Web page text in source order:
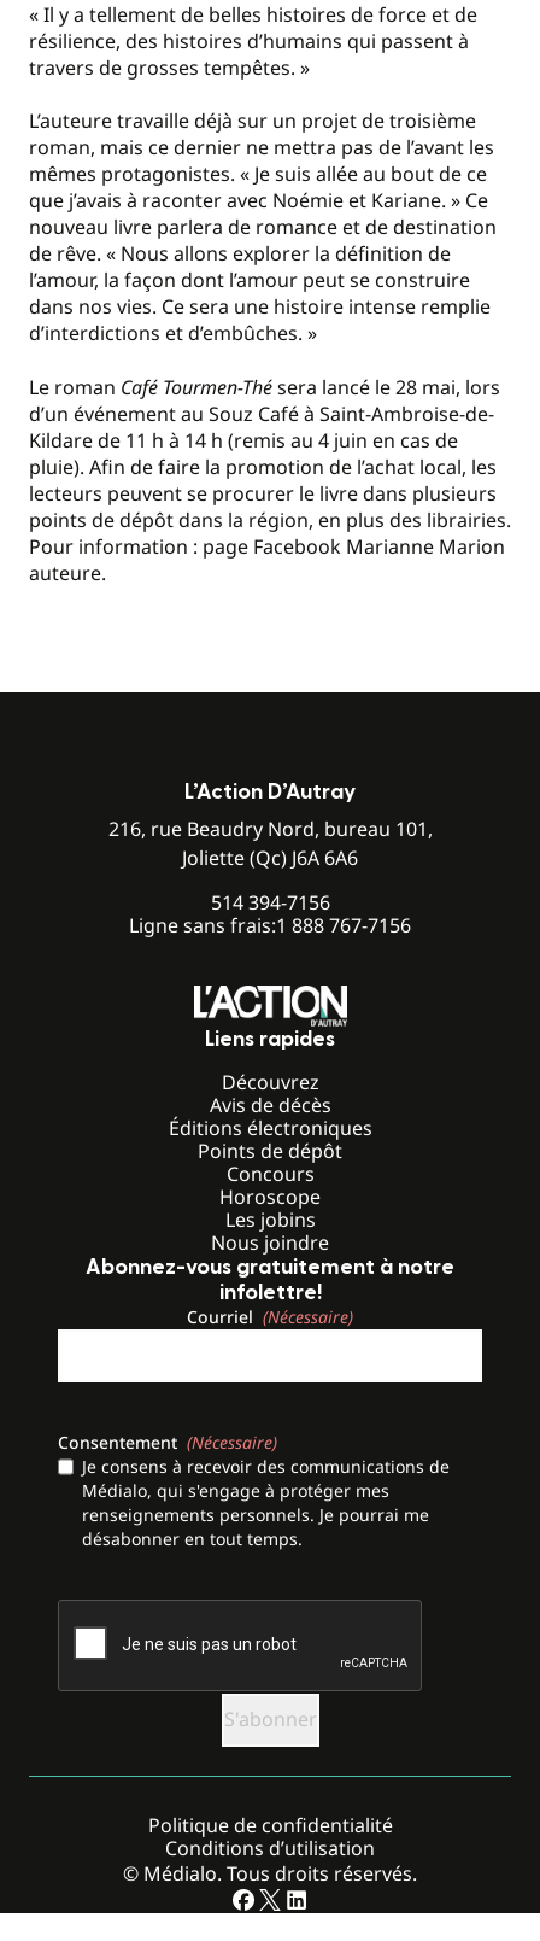
« Il y a tellement de belles histoires de force et de
résilience, des histoires d’humains qui passent à
travers de grosses tempêtes. »
L’auteure travaille déjà sur un projet de troisième
roman, mais ce dernier ne mettra pas de l’avant les
mêmes protagonistes. « Je suis allée au bout de ce
que j’avais à raconter avec Noémie et Kariane. » Ce
nouveau livre parlera de romance et de destination
de rêve. « Nous allons explorer la définition de
l’amour, la façon dont l’amour peut se construire
dans nos vies. Ce sera une histoire intense remplie
d’interdictions et d’embûches. »
Le roman Café Tourmen-Thésera lancé le 28 mai, lors
d’un événement au Souz Café à Saint-Ambroise-de-
Kildare de 11 h à 14 h (remis au 4 juin en cas de
pluie). Afin de faire la promotion de l’achat local, les
lecteurs peuvent se procurer le livre dans plusieurs
points de dépôt dans la région, en plus des librairies.
Pour information : page Facebook Marianne Marion
auteure.
L’Action D’Autray
216, rue Beaudry Nord, bureau 101,
Joliette (Qc) J6A 6A6
514 394-7156
Ligne sans frais:1 888 767-7156
Liens rapides
Découvrez
Avis de décès
Éditions électroniques
Points de dépôt
Concours
Horoscope
Les jobins
Nous joindre
Abonnez-vous gratuitement à notre
infolettre!
Courriel (Nécessaire)
Consentement (Nécessaire)
Je consens à recevoir des communications de
Médialo, qui s'engage à protéger mes
renseignements personnels. Je pourrai me
désabonner en tout temps.
CAPTCHA
© Médialo. Tous droits réservés.
Politique de confidentialité
Conditions d’utilisation